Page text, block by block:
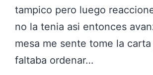
tampico pero luego
no la tenia asi entonces
mesa me sente tome la
faltaba ordenar…